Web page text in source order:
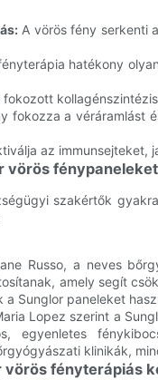
A vörös fény serkenti
hatékony
fokozza a véráramlást
az immunsejteket,
vörös
szakértők
Russo, a neves
amely segít
Sunglor paneleket
Lopez szerint a
egyenletes
​​klinikák,
fényterápiás